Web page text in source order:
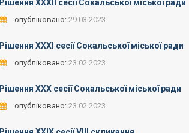
Рішення ХХХІІ сесії Сокальської міської ради
опубліковано: 29.03.2023
Рішення ХХХІ сесії Сокальської міської ради
опубліковано: 23.02.2023
Рішення XXX сесії Сокальської міської ради
опубліковано: 23.02.2023